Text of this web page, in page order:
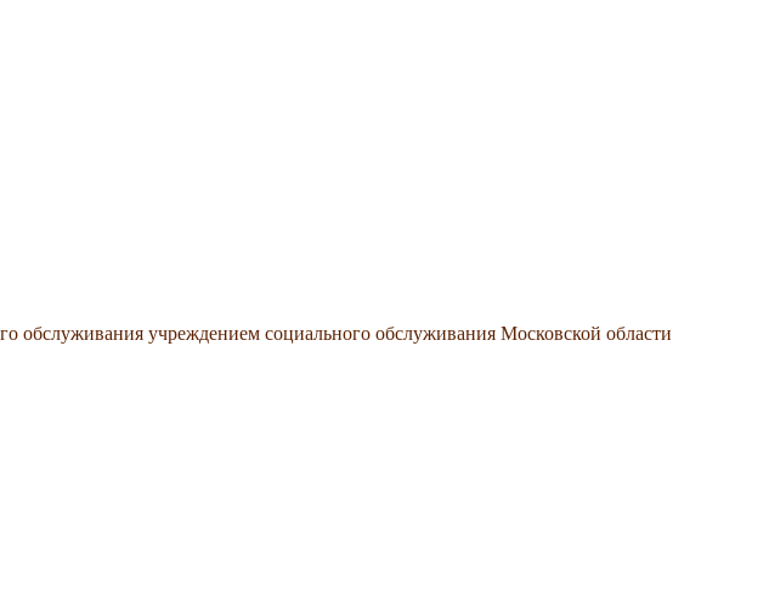
обслуживания учреждением социального обслуживания Московской области